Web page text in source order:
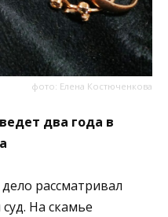
фото: Елена Костюченкова
два года в
рассматривал
На скамье